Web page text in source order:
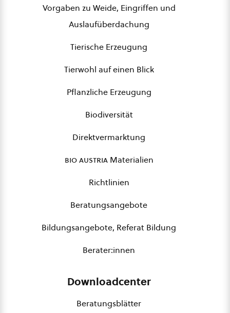
Vorgaben zu Weide, Eingriffen und
Auslaufüberdachung
Tierische Erzeugung
Tierwohl auf einen Blick
Pflanzliche Erzeugung
Biodiversität
Direktvermarktung
bio austriaMaterialien
Richtlinien
Beratungsangebote
Bildungsangebote, Referat Bildung
Berater:innen
Downloadcenter
Beratungsblätter